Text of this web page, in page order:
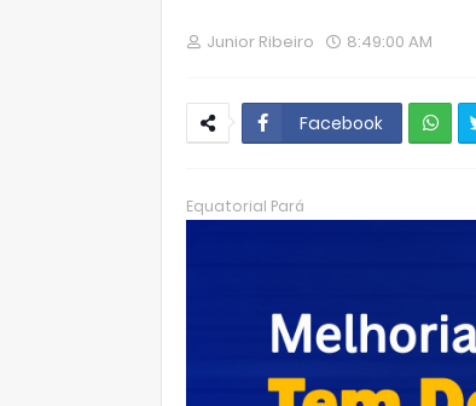
Junior Ribeiro 8:49:00 AM
Facebook
Equatorial Pará